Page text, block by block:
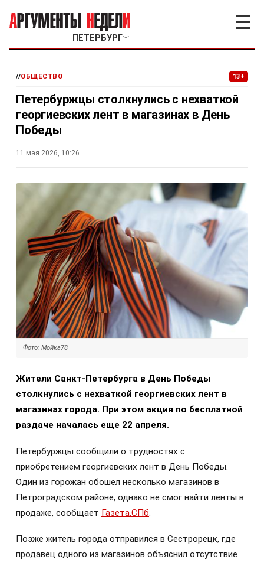
ПЕТЕРБУРГ﹀
☰
//ОБЩЕСТВО 13+
Петербуржцы столкнулись с нехваткой
георгиевских лент в магазинах в День
Победы
11 мая 2026, 10:26
Фото: Мойка78
Жители Санкт-Петербурга в День Победы
столкнулись с нехваткой георгиевских лент в
магазинах города. При этом акция по бесплатной
раздаче началась еще 22 апреля.
Петербуржцы сообщили о трудностях с
приобретением георгиевских лент в День Победы.
Один из горожан обошел несколько магазинов в
Петроградском районе, однако не смог найти ленты в
продаже, сообщает Газета.СПб.
Позже житель города отправился в Сестрорецк, где
продавец одного из магазинов объяснил отсутствие